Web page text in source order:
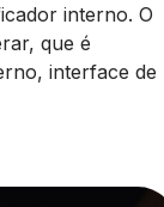
interno. O
que é
interface de